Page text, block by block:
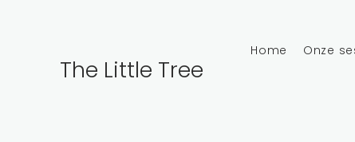
Home Onze
The Little Tree